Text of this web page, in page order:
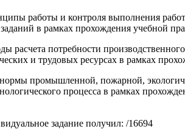
работы и контроля выполнения
в рамках прохождения учебной
потребности производственного
и трудовых ресурсах в рамках
промышленной, пожарной,
процесса в рамках
задание получил: /16694